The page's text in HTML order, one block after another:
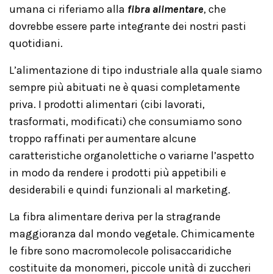
umana ci riferiamo alla fibra alimentare, che
dovrebbe essere parte integrante dei nostri pasti
quotidiani.
L’alimentazione di tipo industriale alla quale siamo
sempre più abituati ne è quasi completamente
priva. I prodotti alimentari (cibi lavorati,
trasformati, modificati) che consumiamo sono
troppo raffinati per aumentare alcune
caratteristiche organolettiche o variarne l’aspetto
in modo da rendere i prodotti più appetibili e
desiderabili e quindi funzionali al marketing.
La fibra alimentare deriva per la stragrande
maggioranza dal mondo vegetale. Chimicamente
le fibre sono macromolecole polisaccaridiche
costituite da monomeri, piccole unità di zuccheri